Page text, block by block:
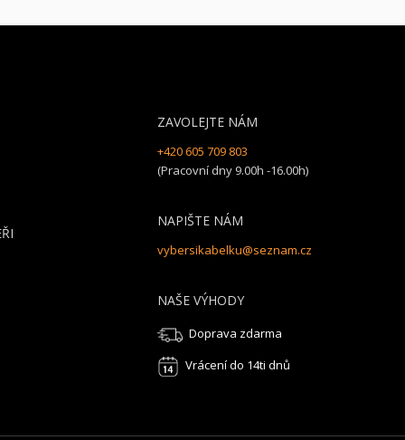
ZAVOLEJTE NÁM
+420 605 709 803
(Pracovní dny 9.00h -16.00h)
NAPIŠTE NÁM
vybersikabelku@seznam.cz
NAŠE VÝHODY
Doprava zdarma
Vrácení do 14ti dnů